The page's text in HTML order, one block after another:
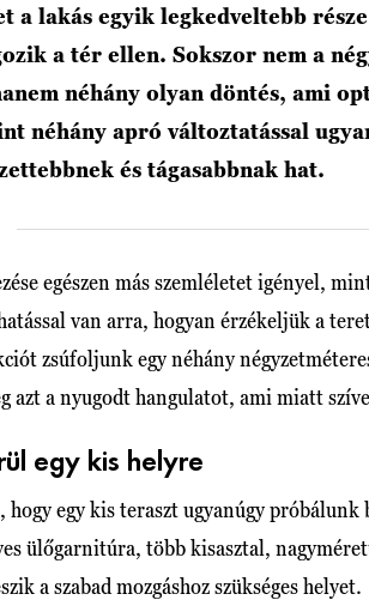
a lakás egyik legkedveltebb
a tér ellen. Sokszor nem a
néhány olyan döntés, ami
néhány apró változtatással
és tágasabbnak hat.
egészen más szemléletet igényel,
van arra, hogyan érzékeljük a
zsúfoljunk egy néhány
azt a nyugodt hangulatot, ami miatt
egy kis helyre
hogy egy kis teraszt ugyanúgy
ülőgarnitúra, több kisasztal,
a szabad mozgáshoz szükséges helyet.